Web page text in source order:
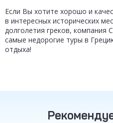
Если Вы хотите хорошо и
в интересных исторических
долголетия греков, компания
самые недорогие туры в
отдыха!